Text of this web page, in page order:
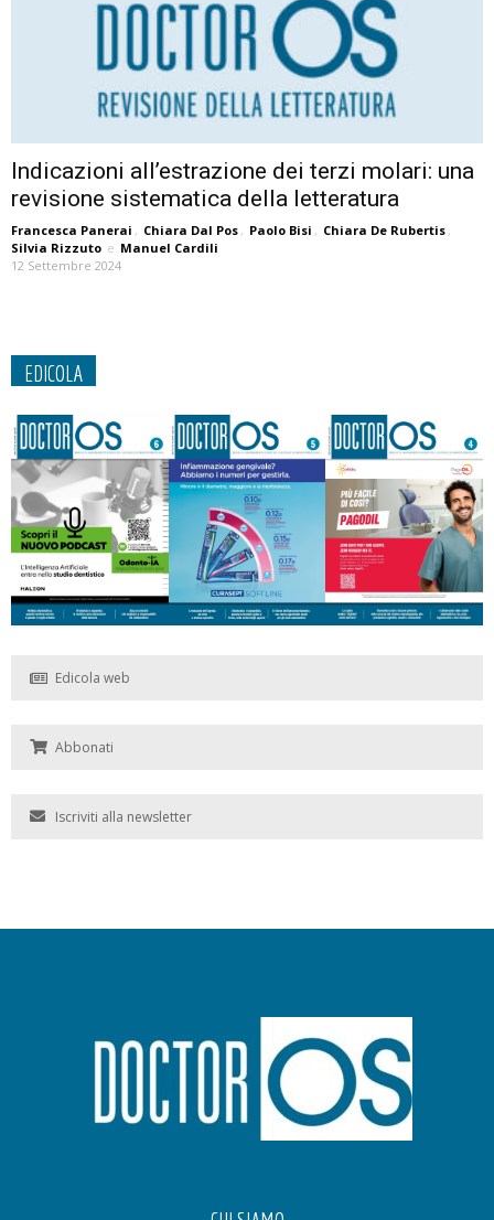
Indicazioni all’estrazione dei terzi molari: una
revisione sistematica della letteratura
Francesca Panerai , Chiara Dal Pos , Paolo Bisi , Chiara De Rubertis ,
Silvia Rizzuto e Manuel Cardili
12 Settembre 2024
EDICOLA
Edicola web
Abbonati
Iscriviti alla newsletter